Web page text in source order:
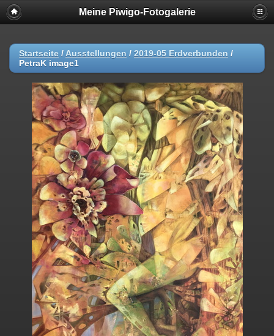
Meine Piwigo-Fotogalerie
Startseite / Ausstellungen / 2019-05 Erdverbunden /
PetraK image1